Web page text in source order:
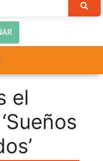
el